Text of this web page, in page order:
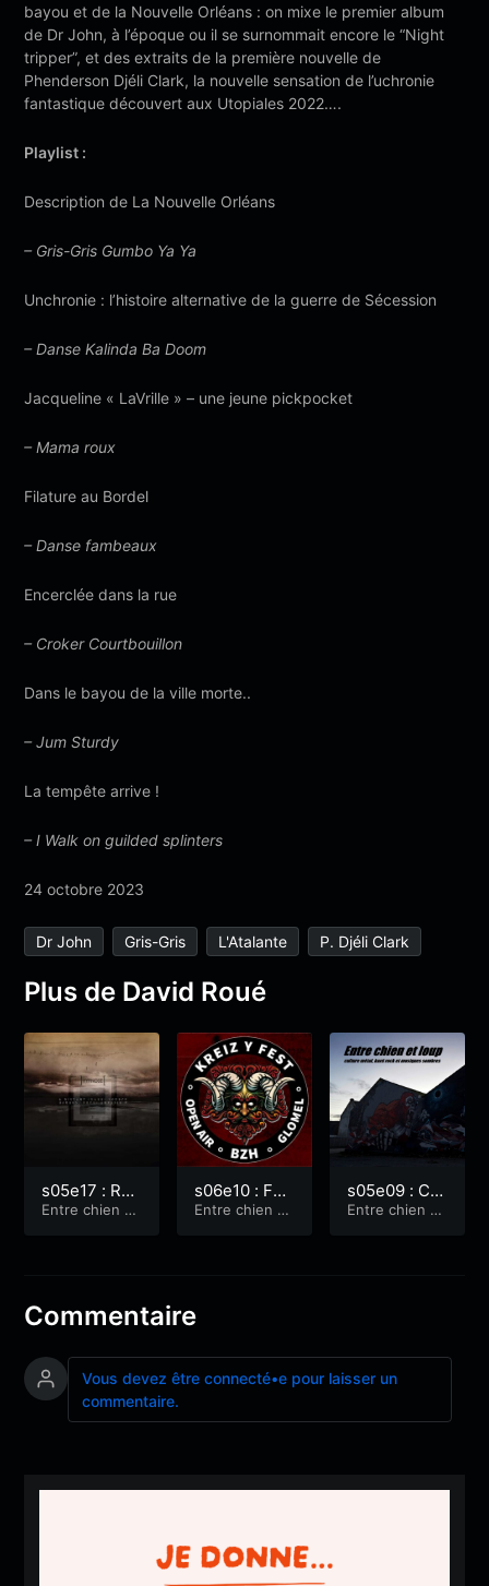
bayou et de la Nouvelle Orléans : on mixe le premier album
de Dr John, à l’époque ou il se surnommait encore le “Night
tripper”, et des extraits de la première nouvelle de
Phenderson Djéli Clark, la nouvelle sensation de l’uchronie
fantastique découvert aux Utopiales 2022….
Playlist :
Description de La Nouvelle Orléans
– Gris-Gris Gumbo Ya Ya
Unchronie : l’histoire alternative de la guerre de Sécession
– Danse Kalinda Ba Doom
Jacqueline « LaVrille » – une jeune pickpocket
– Mama roux
Filature au Bordel
– Danse fambeaux
Encerclée dans la rue
– Croker Courtbouillon
Dans le bayou de la ville morte..
– Jum Sturdy
La tempête arrive !
– I Walk on guilded splinters
24 octobre 2023
Dr John Gris-Gris L'Atalante P. Djéli Clark
Plus de David Roué
s05e17 : Ren
contre avec
Entre chien et
s06e10 : Fes
tival Kreiz y
Entre chien et
s05e09 : Co
ncert métal
Entre chien et
Commentaire
Vous devez être connecté•e pour laisser un
commentaire.